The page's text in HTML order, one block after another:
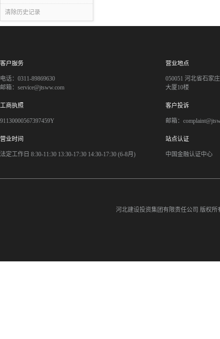
清除历史记录
客户服务
电话：0311-89869630
邮箱：service@jtsww.com
营业地点
050051 河北省石家
大厦10楼
工商执照
91130000567397459Y
客户投诉
邮箱：
营业时间
法定工作日 8:30-11:30 13:30-17:30 14:30-17:30 (6-8月)
站点认证
中国金融认证中心
河北建设投资集团有限责任公司 版权所